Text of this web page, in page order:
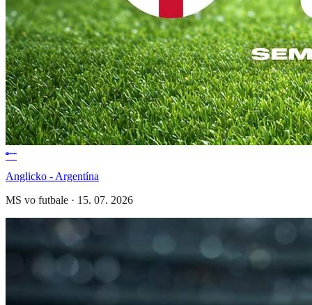
Anglicko - Argentína
MS vo futbale · 15. 07. 2026